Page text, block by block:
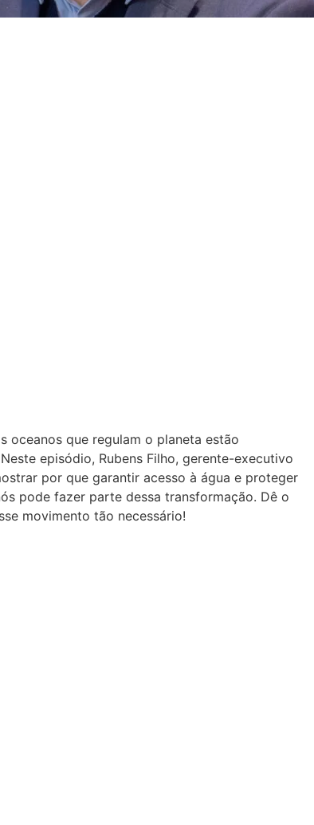
oceanos que regulam o planeta estão
episódio, Rubens Filho, gerente-executivo
por que garantir acesso à água e proteger
pode fazer parte dessa transformação. Dê o
movimento tão necessário!